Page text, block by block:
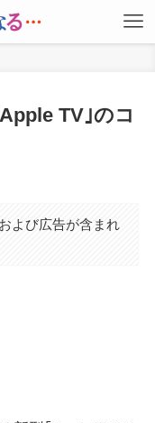
TV｣のコ
よび広告が含まれ